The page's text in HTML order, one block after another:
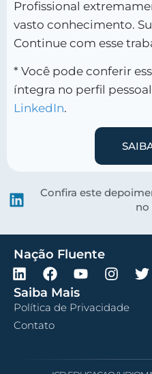
Profissional
vasto conhecimento.
Continue com esse
* Você pode conferir
íntegra no perfil
LinkedIn.
Confira este
no
Nação Fluente
Saiba Mais
Política de Privacidade
Contato